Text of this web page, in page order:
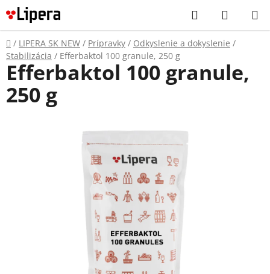
Prejsť
na
obsah
Hľadať
KOŠÍK
Domov
/ LIPERA SK NEW / Prípravky / Odkyslenie a dokyslenie /
Stabilizácia / Efferbaktol 100 granule, 250 g
Efferbaktol 100 granule,
250 g